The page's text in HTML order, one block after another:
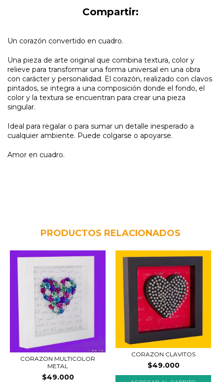
Compartir:
Un corazón convertido en cuadro.
Una pieza de arte original que combina textura, color y
relieve para transformar una forma universal en una obra
con carácter y personalidad. El corazón, realizado con clavos
pintados, se integra a una composición donde el fondo, el
color y la textura se encuentran para crear una pieza
singular.
Ideal para regalar o para sumar un detalle inesperado a
cualquier ambiente. Puede colgarse o apoyarse.
Amor en cuadro.
PRODUCTOS RELACIONADOS
CORAZON MULTICOLOR
METAL
$49.000
CORAZON CLAVITOS
$49.000